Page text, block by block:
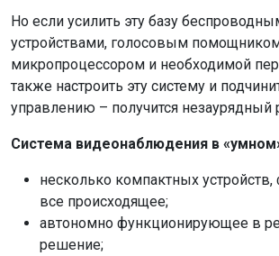
Но если усилить эту базу
устройствами, голосовым
микропроцессором и необходимой
также настроить эту систему и
управлению – получится незаурядный
Система видеонаблюдения в
несколько компактных
все происходящее;
автономно функционирующее в
решение;